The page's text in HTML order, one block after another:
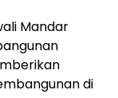
Mandar
di